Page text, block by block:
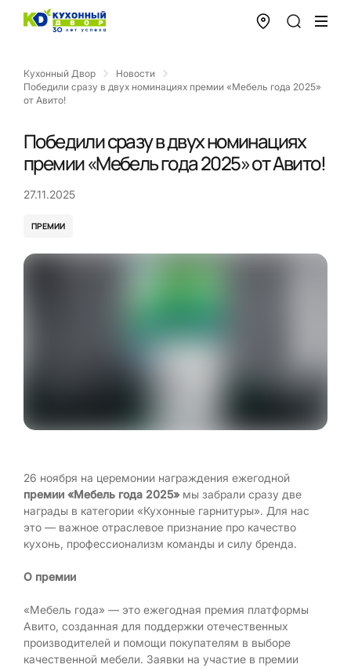
Кухонный Двор
Новости
Победили сразу в двух номинациях премии «Мебель года 2025»
от Авито!
Победили сразу в двух номинациях
премии «Мебель года 2025» от Авито!
27.11.2025
ПРЕМИИ
26 ноября на церемонии награждения ежегодной
премии «Мебель года 2025» мы забрали сразу две
награды в категории «Кухонные гарнитуры». Для нас
это — важное отраслевое признание про качество
кухонь, профессионализм команды и силу бренда.
О премии
«Мебель года» — это ежегодная премия платформы
Авито, созданная для поддержки отечественных
производителей и помощи покупателям в выборе
качественной мебели. Заявки на участие в премии